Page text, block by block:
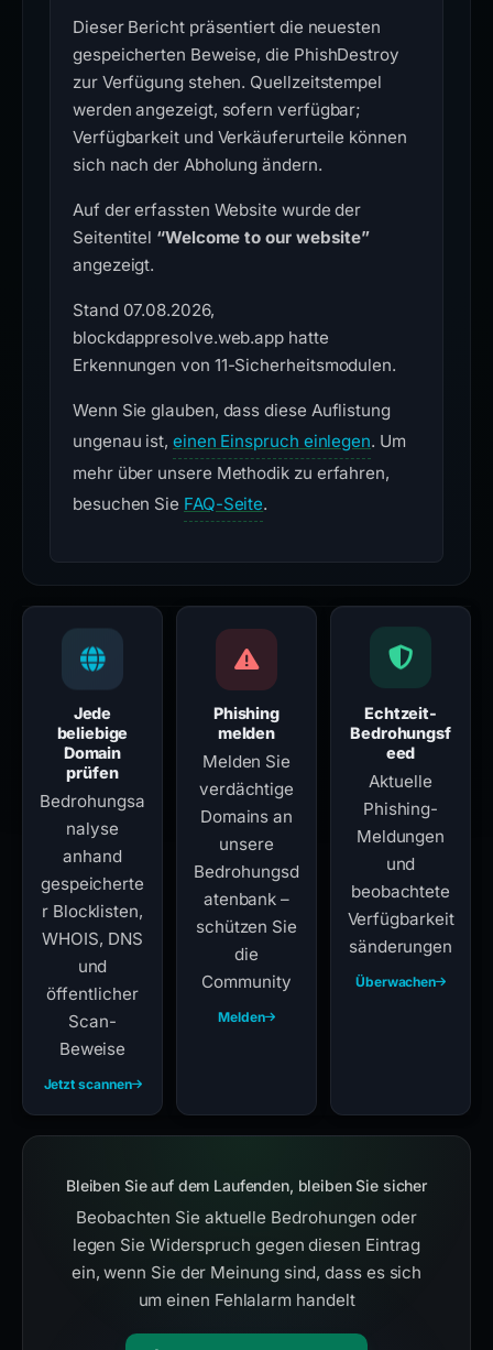
Dieser Bericht präsentiert die neuesten
gespeicherten Beweise, die PhishDestroy
zur Verfügung stehen. Quellzeitstempel
werden angezeigt, sofern verfügbar;
Verfügbarkeit und Verkäuferurteile können
sich nach der Abholung ändern.
Auf der erfassten Website wurde der
Seitentitel “Welcome to our website”
angezeigt.
Stand 07.08.2026,
blockdappresolve.web.app hatte
Erkennungen von 11-Sicherheitsmodulen.
Wenn Sie glauben, dass diese Auflistung
ungenau ist, einen Einspruch einlegen. Um
mehr über unsere Methodik zu erfahren,
besuchen Sie FAQ-Seite.
Jede
beliebige
Domain
prüfen
Bedrohungsa
nalyse
anhand
gespeicherte
r Blocklisten,
WHOIS, DNS
und
öffentlicher
Scan-
Beweise
Jetzt scannen
Phishing
melden
Melden Sie
verdächtige
Domains an
unsere
Bedrohungsd
atenbank –
schützen Sie
die
Community
Melden
Echtzeit-
Bedrohungsf
eed
Aktuelle
Phishing-
Meldungen
und
beobachtete
Verfügbarkeit
sänderungen
Überwachen
Bleiben Sie auf dem Laufenden, bleiben Sie sicher
Beobachten Sie aktuelle Bedrohungen oder
legen Sie Widerspruch gegen diesen Eintrag
ein, wenn Sie der Meinung sind, dass es sich
um einen Fehlalarm handelt